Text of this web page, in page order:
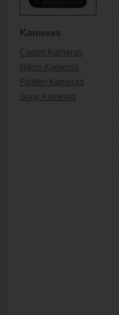
Kameras
Canon Kameras
Nikon Kameras
Fujifilm Kameras
Sony Kameras